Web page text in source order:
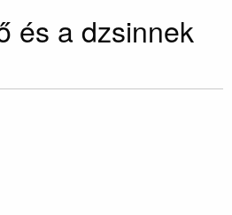
és a dzsinnek